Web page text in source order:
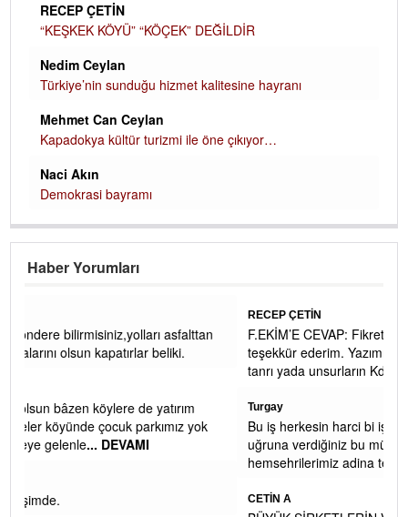
RECEP ÇETİN
“KEŞKEK KÖYÜ” “KÖÇEK” DEĞİLDİR
Nedim Ceylan
Türkiye’nin sunduğu hizmet kalitesine hayranı
Mehmet Can Ceylan
Kapadokya kültür turizmi ile öne çıkıyor…
Naci Akın
Demokrasi bayramı
Haber Yorumları
F.EKİM’E CEVAP: Fikret bey yorumunuz ve ilginiz için
teşekkür ederim. Yazımızdaki asıl maksadımız, mitolojik
... DEVAMI
Turgay
Bu iş herkesin harci bi iş değil Recep bey turk islam davasi
uğruna verdiğiniz bu mücadele icin sehrimiz ve
hemsehrilerimiz adina tesekkur ederi... DEVAMI
CETİN A